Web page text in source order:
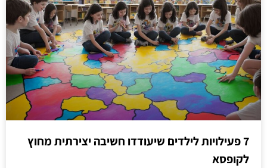
7 פעילויות לילדים שיעודדו חשיבה יצירתית מחוץ
לקופסא